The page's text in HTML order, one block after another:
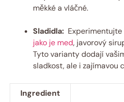
měkké ‌a vláčné.
Sladidla:
jako je med, javorový
Tyto varianty dodají‍
sladkost, ale ​i ⁣zajímavou‍
Ingredient